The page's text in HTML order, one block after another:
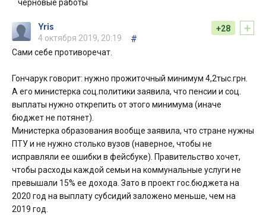
черновые работы
+
+28
Yris
4 октября 2019, 20:19
#
Сами себе противоречат.
Гончарук говорит: нужно прожиточный минимум 4,2тыс.грн.
А его министерка соц.политики заявила, что пенсии и соц.
выплаты нужно открепить от этого минимума (иначе
бюджет не потянет).
Министерка образования вообще заявила, что стране нужны
ПТУ и не нужно столько вузов (наверное, чтобы не
исправляли ее ошибки в фейсбуке). Правительство хочет,
чтобы расходы каждой семьи на коммунальные услуги не
превышали 15% ее дохода. Зато в проект гос.бюджета на
2020 год на выплату субсидий заложено меньше, чем на
2019 год.